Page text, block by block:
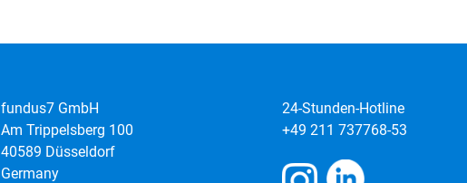
fundus7 GmbH
Am Trippelsberg 100
40589 Düsseldorf
Germany
24-Stunden-Hotline
+49 211 737768-53